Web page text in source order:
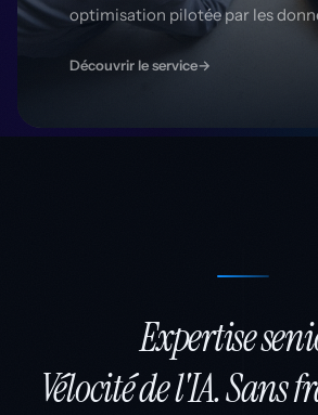
optimisation pilotée par les
Découvrir le service→
Expertise
Vélocité de l'IA. Sans